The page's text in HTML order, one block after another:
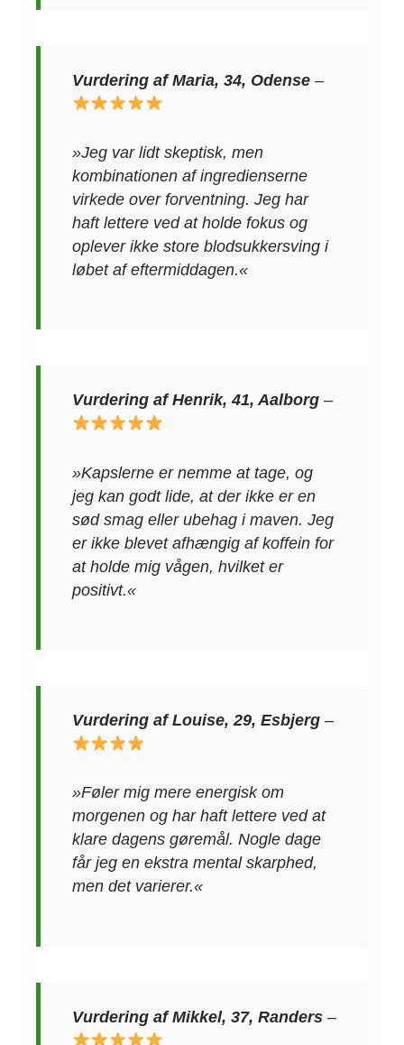
Vurdering af Maria, 34, Odense –
»Jeg var lidt skeptisk, men
kombinationen af ingredienserne
virkede over forventning. Jeg har
haft lettere ved at holde fokus og
oplever ikke store blodsukkersving i
løbet af eftermiddagen.«
Vurdering af Henrik, 41, Aalborg –
»Kapslerne er nemme at tage, og
jeg kan godt lide, at der ikke er en
sød smag eller ubehag i maven. Jeg
er ikke blevet afhængig af koffein for
at holde mig vågen, hvilket er
positivt.«
Vurdering af Louise, 29, Esbjerg –
»Føler mig mere energisk om
morgenen og har haft lettere ved at
klare dagens gøremål. Nogle dage
får jeg en ekstra mental skarphed,
men det varierer.«
Vurdering af Mikkel, 37, Randers –